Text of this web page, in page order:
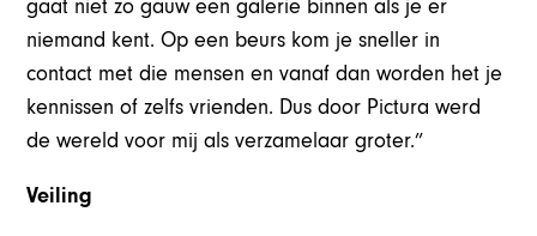
gaat niet zo gauw een galerie binnen als je er
niemand kent. Op een beurs kom je sneller in
contact met die mensen en vanaf dan worden het je
kennissen of zelfs vrienden. Dus door Pictura werd
de wereld voor mij als verzamelaar groter.”
Veiling